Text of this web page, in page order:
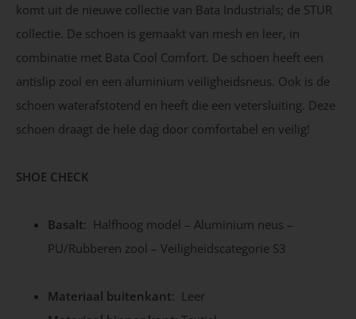
komt uit de nieuwe collectie van Bata Industrials; de STUR
collectie. De schoen is gemaakt van mesh en leer, in
combinatie met Bata Cool Comfort. De schoen heeft een
antislip zool en een aluminium veiligheidsneus. Ook is de
schoen waterafstotend en heeft die een vetersluiting. Deze
schoen draagt de hele dag door comfortabel en veilig!
SHOE CHECK
Basalt: Halfhoog model – Aluminium neus –
PU/Rubberen zool – Veiligheidscategorie S3
Materiaal buitenkant: Leer